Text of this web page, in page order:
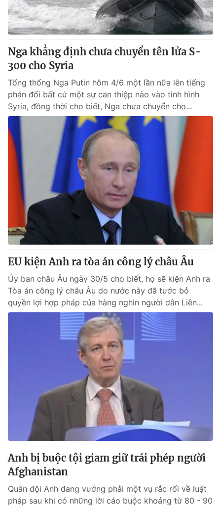
Nga khẳng định chưa chuyển tên lửa S-
300 cho Syria
Tổng thống Nga Putin hôm 4/6 một lần nữa lên tiếng
phản đối bất cứ một sự can thiệp nào vào tình hình
Syria, đồng thời cho biết, Nga chưa chuyển cho...
EU kiện Anh ra tòa án công lý châu Âu
Ủy ban châu Âu ngày 30/5 cho biết, họ sẽ kiện Anh ra
Tòa án công lý châu Âu do nước này đã tước bỏ
quyền lợi hợp pháp của hàng nghìn người dân Liên...
Anh bị buộc tội giam giữ trái phép người
Afghanistan
Quân đội Anh đang vướng phải một vụ rắc rối về luật
pháp sau khi có những lời cáo buộc khoảng từ 80 - 90